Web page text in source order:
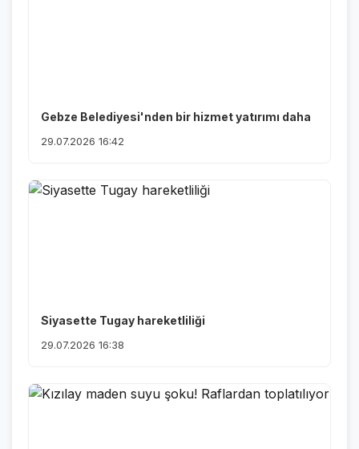
Gebze Belediyesi'nden bir hizmet yatırımı daha
29.07.2026 16:42
Siyasette Tugay hareketliliği
29.07.2026 16:38